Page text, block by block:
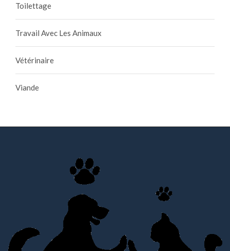
Toilettage
Travail Avec Les Animaux
Vétérinaire
Viande